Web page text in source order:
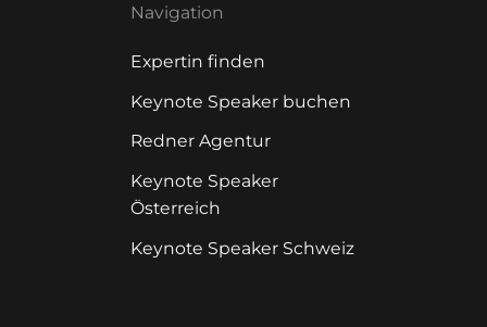
Navigation
Expertin finden
Keynote Speaker buchen
Redner Agentur
Keynote Speaker
Österreich
Keynote Speaker Schweiz